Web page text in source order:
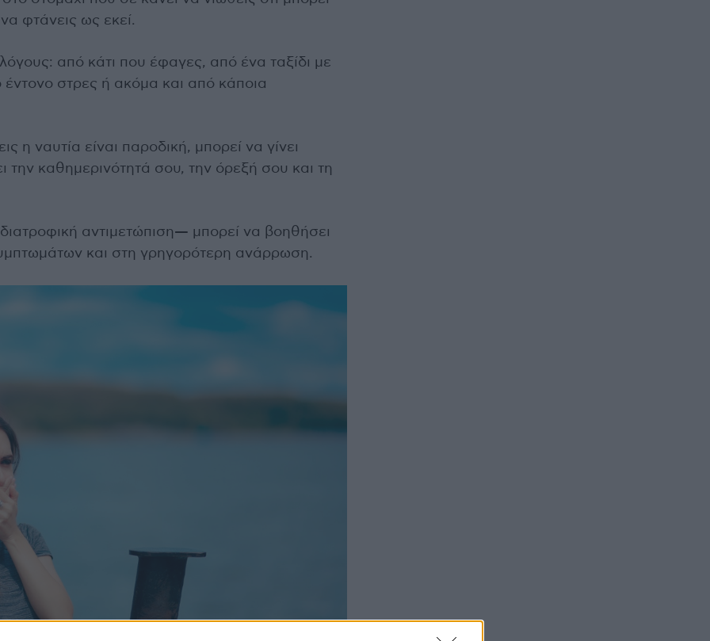
φτάνεις ως εκεί.
από κάτι που έφαγες, από ένα ταξίδι με
έντονο στρες ή ακόμα και από κάποια
η ναυτία είναι παροδική, μπορεί να γίνει
την καθημερινότητά σου, την όρεξή σου και τη
αντιμετώπιση— μπορεί να βοηθήσει
και στη γρηγορότερη ανάρρωση.